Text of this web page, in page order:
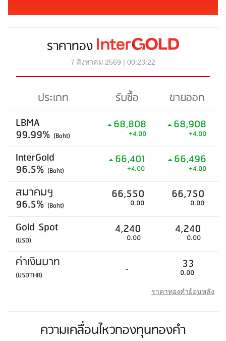
ราคาทอง
7 สิงหาคม 2569 | 00:23:22
ประเภท รับซื้อ
ขายออก
LBMA
99.99% (Baht)
68,808
+4.00
68,908
+4.00
InterGold
96.5% (Baht)
66,401
+4.00
66,496
+4.00
สมาคมฯ
96.5% (Baht)
66,550
0.00
66,750
0.00
Gold Spot
(USD)
4,240
0.00
4,240
0.00
ค่าเงินบาท
(USDTHB) - 33
0.00
ราคาทองคำย้อนหลัง
ความเคลื่อนไหวกองทุนทองคำ